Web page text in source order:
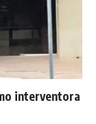
interventora